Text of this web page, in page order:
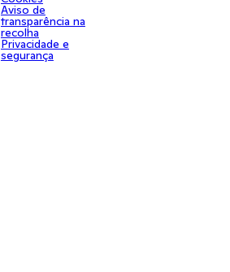
Aviso de
transparência na
recolha
Privacidade e
segurança